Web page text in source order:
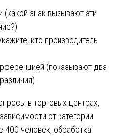
(какой знак вызывают эти
кто производитель
(показывают два
в торговых центрах,
от категории
400 человек, обработка